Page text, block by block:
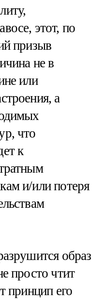
этот, по
призыв
не в
или
а
что
к
и/или потеря
образ
просто чтит
принцип его